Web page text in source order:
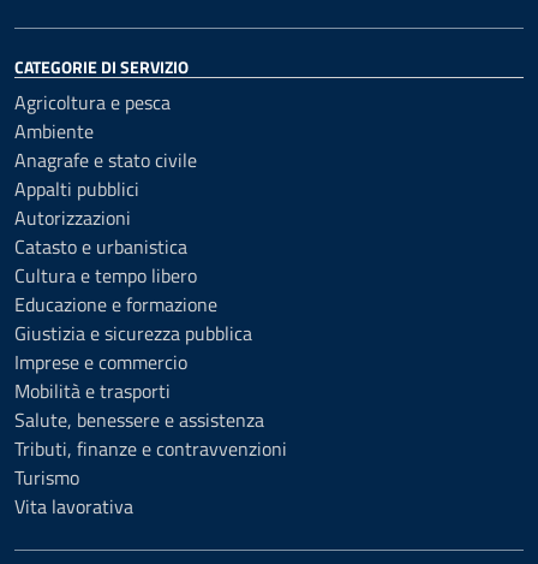
CATEGORIE DI SERVIZIO
Agricoltura e pesca
Ambiente
Anagrafe e stato civile
Appalti pubblici
Autorizzazioni
Catasto e urbanistica
Cultura e tempo libero
Educazione e formazione
Giustizia e sicurezza pubblica
Imprese e commercio
Mobilità e trasporti
Salute, benessere e assistenza
Tributi, finanze e contravvenzioni
Turismo
Vita lavorativa